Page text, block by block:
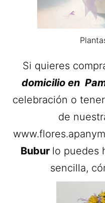
Si quieres
domicilio en
celebración o
de
Bubur lo puedes
sencilla,